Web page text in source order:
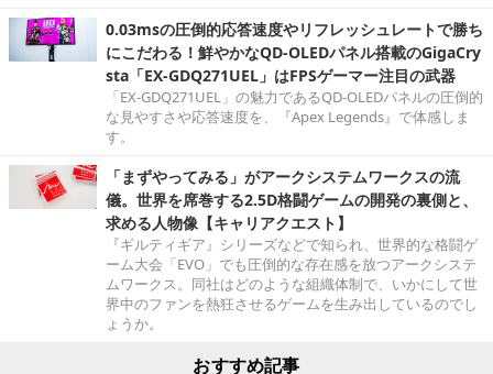
0.03msの圧倒的応答速度やリフレッシュレートで勝ち
にこだわる！鮮やかなQD-OLEDパネル搭載のGigaCry
sta「EX-GDQ271UEL」はFPSゲーマー注目の武器
「EX-GDQ271UEL」の魅力であるQD-OLEDパネルの圧倒的
な見やすさや応答速度を、『Apex Legends』で体感しま
す。
「まずやってみる」がアークシステムワークスの流
儀。世界を席巻する2.5D格闘ゲームの開発の裏側と、
求める人物像【キャリアクエスト】
『ギルティギア』シリーズなどで知られ、世界的な格闘ゲ
ーム大会「EVO」でも圧倒的な存在感を放つアークシステ
ムワークス。同社はどのような組織体制で、いかにして世
界中のファンを熱狂させるゲームを生み出しているのでし
ょうか。
おすすめ記事